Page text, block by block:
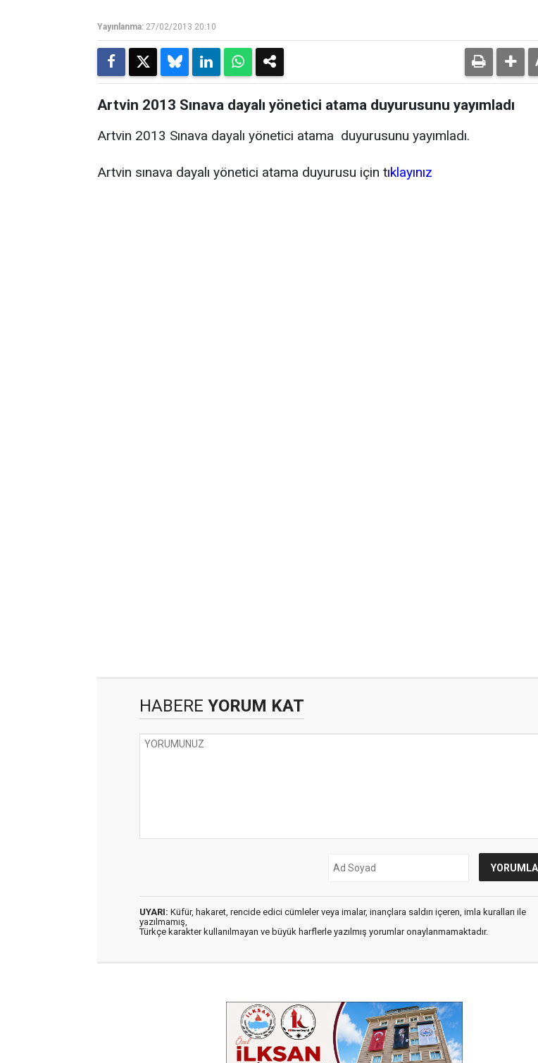
Yayınlanma: 27/02/2013 20:10
Artvin 2013 Sınava dayalı yönetici atama duyurusunu yayımladı
Artvin 2013 Sınava dayalı yönetici atama duyurusunu yayımladı.
Artvin sınava dayalı yönetici atama duyurusu için tıklayınız
HABERE YORUM KAT
UYARI: Küfür, hakaret, rencide edici cümleler veya imalar, inançlara saldırı içeren, imla kuralları ile
yazılmamış,
Türkçe karakter kullanılmayan ve büyük harflerle yazılmış yorumlar onaylanmamaktadır.